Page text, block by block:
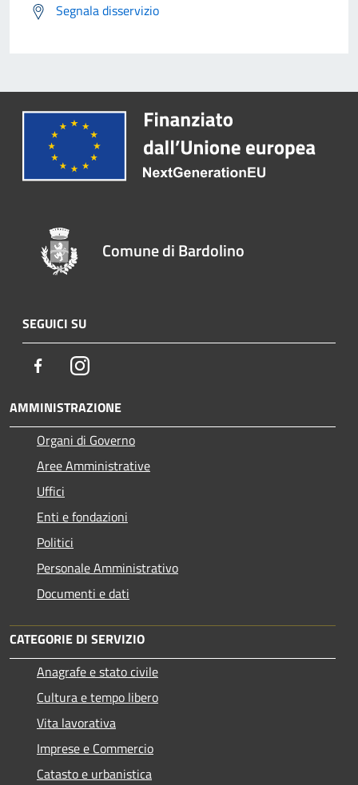
Segnala disservizio
Comune di Bardolino
SEGUICI SU
FacebookInstagram
AMMINISTRAZIONE
Organi di Governo
Aree Amministrative
Uffici
Enti e fondazioni
Politici
Personale Amministrativo
Documenti e dati
CATEGORIE DI SERVIZIO
Anagrafe e stato civile
Cultura e tempo libero
Vita lavorativa
Imprese e Commercio
Catasto e urbanistica